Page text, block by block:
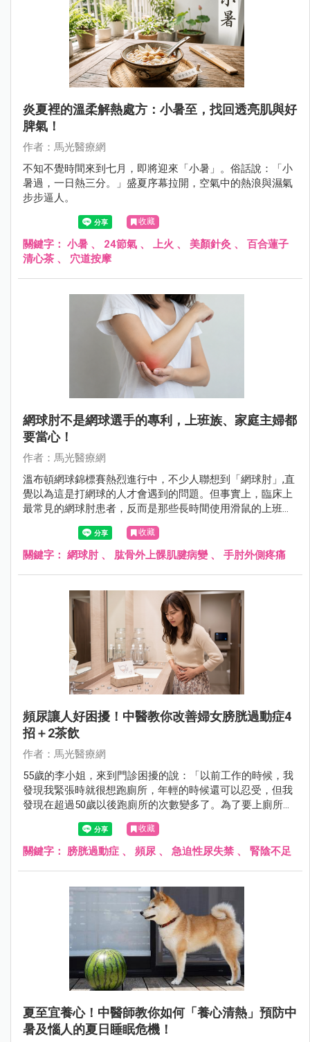
炎夏裡的溫柔解熱處方：小暑至，找回透亮肌與好
脾氣！
作者：馬光醫療網
不知不覺時間來到七月，即將迎來「小暑」。俗話說：「小
暑過，一日熱三分。」盛夏序幕拉開，空氣中的熱浪與濕氣
步步逼人。
收藏
關鍵字： 小暑 、 24節氣 、 上火 、 美顏針灸 、 百合蓮子
清心茶 、 穴道按摩
網球肘不是網球選手的專利，上班族、家庭主婦都
要當心！
作者：馬光醫療網
溫布頓網球錦標賽熱烈進行中，不少人聯想到「網球肘」,直
覺以為這是打網球的人才會遇到的問題。但事實上，臨床上
最常見的網球肘患者，反而是那些長時間使用滑鼠的上班
族、廚師、木工、美髮師,甚至是每天擰毛巾、提重物的家庭
收藏
關鍵字： 網球肘、 肱骨外上髁肌腱病變、 手肘外側疼痛
頻尿讓人好困擾！中醫教你改善婦女膀胱過動症4
招＋2茶飲
作者：馬光醫療網
55歲的李小姐，來到門診困擾的說：「以前工作的時候，我
發現我緊張時就很想跑廁所，年輕的時候還可以忍受，但我
發現在超過50歲以後跑廁所的次數變多了。為了要上廁所，
都不敢出去外面太久，都沒辦法常常跟朋友或小孩出門玩
了，很煩惱耶！中醫有沒有辦法？！」經問診，看舌脈，辨
別疾病證型及患者體質後，開立中藥和針灸後，李小姐跑廁
收藏
關鍵字： 膀胱過動症 、 頻尿 、 急迫性尿失禁 、 腎陰不足
夏至宜養心！中醫師教你如何「養心清熱」預防中
暑及惱人的夏日睡眠危機！